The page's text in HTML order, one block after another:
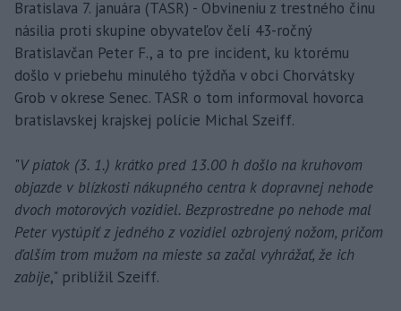
Bratislava 7. januára (TASR) - Obvineniu z trestného činu
násilia proti skupine obyvateľov čelí 43-ročný
Bratislavčan Peter F., a to pre incident, ku ktorému
došlo v priebehu minulého týždňa v obci Chorvátsky
Grob v okrese Senec. TASR o tom informoval hovorca
bratislavskej krajskej polície Michal Szeiff.
"V piatok (3. 1.) krátko pred 13.00 h došlo na kruhovom
objazde v blízkosti nákupného centra k dopravnej nehode
dvoch motorových vozidiel. Bezprostredne po nehode mal
Peter vystúpiť z jedného z vozidiel ozbrojený nožom, pričom
ďalším trom mužom na mieste sa začal vyhrážať, že ich
zabije," priblížil Szeiff.